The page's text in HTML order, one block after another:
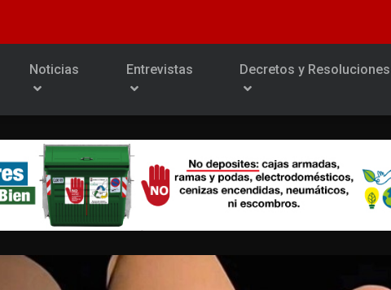
Noticias Entrevistas Decretos y Resoluciones